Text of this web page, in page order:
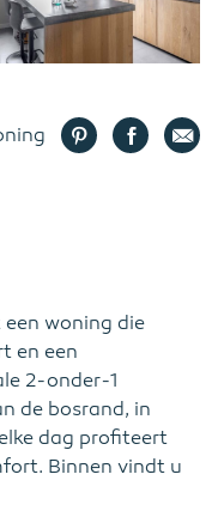
woning die
en een
2-onder-1
de bosrand, in
dag profiteert
Binnen vindt u